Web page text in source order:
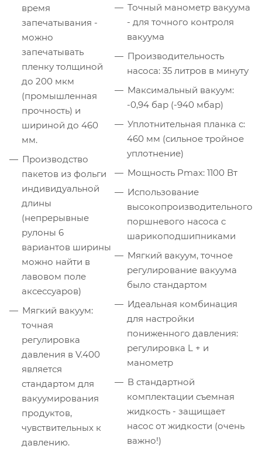
время
запечатывания -
можно
запечатывать
пленку толщиной
до 200 мкм
(промышленная
прочность) и
шириной до 460
мм.
Производство
пакетов из фольги
индивидуальной
длины
(непрерывные
рулоны 6
вариантов ширины
можно найти в
лавовом поле
аксессуаров)
Мягкий вакуум:
точная
регулировка
давления в V.400
является
стандартом для
вакуумирования
продуктов,
чувствительных к
давлению.
Точный манометр вакуума
- для точного контроля
вакуума
Производительность
насоса: 35 литров в минуту
Максимальный вакуум:
-0,94 бар (-940 мбар)
Уплотнительная планка с:
460 мм (сильное тройное
уплотнение)
Мощность Pmax: 1100 Вт
Использование
высокопроизводительного
поршневого насоса с
шарикоподшипниками
Мягкий вакуум, точное
регулирование вакуума
было стандартом
Идеальная комбинация
для настройки
пониженного давления:
регулировка L + и
манометр
В стандартной
комплектации съемная
жидкость - защищает
насос от жидкости (очень
важно!)